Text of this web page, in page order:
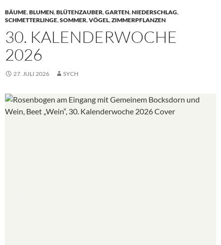
BÄUME,BLUMEN,BLÜTENZAUBER,GARTEN,NIEDERSCHLAG,
SCHMETTERLINGE,SOMMER,VÖGEL,ZIMMERPFLANZEN
30. KALENDERWOCHE
2026
27. JULI 2026 SYCH